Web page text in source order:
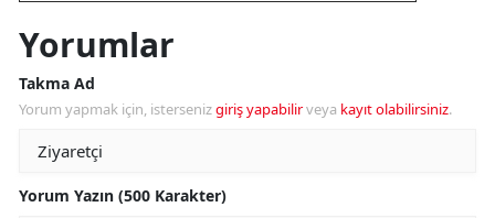
Yorumlar
Takma Ad
Yorum yapmak için, istersenizgiriş yapabilirveya kayıt olabilirsiniz.
Yorum Yazın (500 Karakter)